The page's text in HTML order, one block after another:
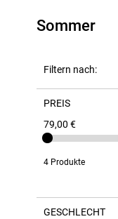
Sommer
Filtern nach:
PREIS
79,00 €
4 Produkte
GESCHLECHT